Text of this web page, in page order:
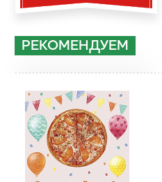
РЕКОМЕНДУЕМ